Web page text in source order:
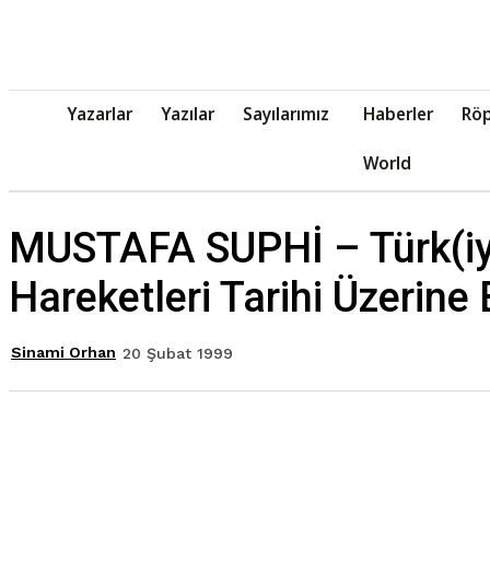
Yazarlar Yazılar Sayılarımız Haberler
World
MUSTAFA SUPHİ –
Hareketleri Tarihi Üzerine
Sinami Orhan 20 Şubat 1999